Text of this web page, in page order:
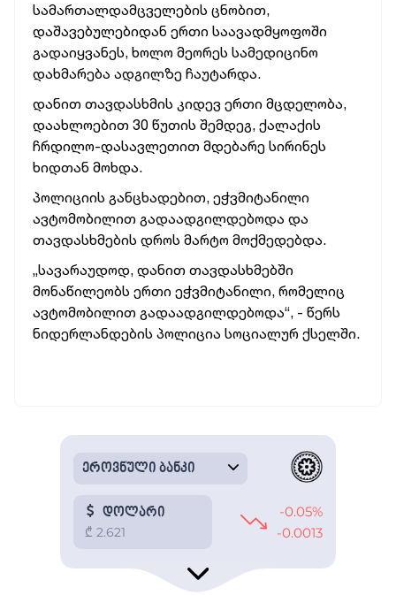
სამართალდამცველების ცნობით,
დაშავებულებიდან ერთი საავადმყოფოში
გადაიყვანეს, ხოლო მეორეს სამედიცინო
დახმარება ადგილზე ჩაუტარდა.
დანით თავდასხმის კიდევ ერთი მცდელობა,
დაახლოებით 30 წუთის შემდეგ, ქალაქის
ჩრდილო-დასავლეთით მდებარე სირინეს
ხიდთან მოხდა.
პოლიციის განცხადებით, ეჭვმიტანილი
ავტომობილით გადაადგილდებოდა და
თავდასხმების დროს მარტო მოქმედებდა.
„სავარაუდოდ, დანით თავდასხმებში
მონაწილეობს ერთი ეჭვმიტანილი, რომელიც
ავტომობილით გადაადგილდებოდა“, - წერს
ნიდერლანდების პოლიცია სოციალურ ქსელში.